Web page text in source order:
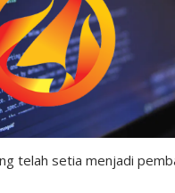
telah setia menjadi